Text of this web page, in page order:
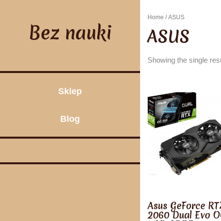
Bez nauki
Sklep
Blog
Home / ASUS
ASUS
Showing the single
Asus GeForce
2060 Dual Evo